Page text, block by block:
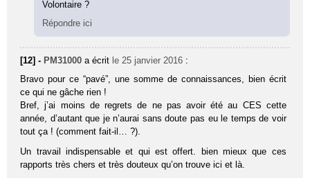
Volontaire ?
Répondre ici
[12] - PM31000 a écrit le 25 janvier 2016 :
Bravo pour ce “pavé”, une somme de connaissances, bien écrit
ce qui ne gâche rien !
Bref, j’ai moins de regrets de ne pas avoir été au CES cette
année, d’autant que je n’aurai sans doute pas eu le temps de voir
tout ça ! (comment fait-il… ?).
Un travail indispensable et qui est offert. bien mieux que ces
rapports très chers et très douteux qu’on trouve ici et là.